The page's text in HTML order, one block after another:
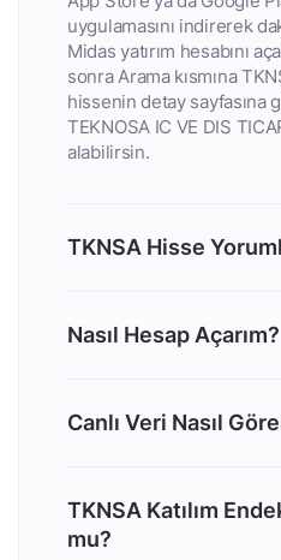
uygulamasını indirerek
Midas yatırım hesabını
sonra Arama kısmına
hissenin detay sayfasına
TEKNOSA IC VE DIS
alabilirsin.
TKNSA Hisse
Nasıl Hesap Açarım?
Canlı Veri Nasıl
TKNSA Katılım
mu?